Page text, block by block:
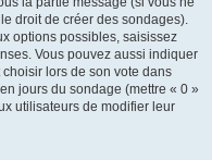
droit de créer des sondages).
options possibles, saisissez
Vous pouvez aussi indiquer
lors de son vote dans
jours du sondage (mettre « 0 »
utilisateurs de modifier leur